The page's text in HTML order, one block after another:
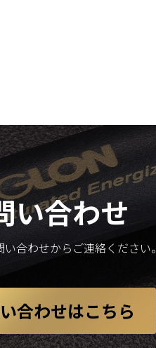
い合わせ
合わせからご連絡ください。
合わせはこちら